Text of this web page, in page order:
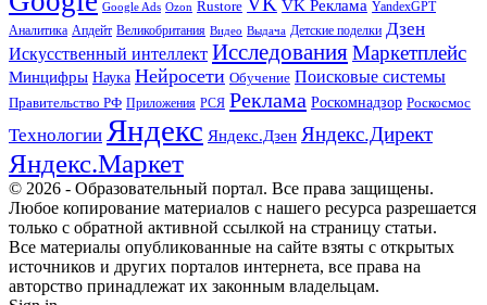
Google Ads Ozon Rustore VK Реклама YandexGPT
Аналитика Апдейт Великобритания Видео Выдача Детские поделки Дзен
Искусственный интеллект ИсследованияМаркетплейс
Минцифры Наука Нейросети Обучение Поисковые системы
Правительство РФ Приложения РСЯ Реклама Роскомнадзор Роскосмос
Технологии Яндекс Яндекс.Дзен Яндекс.Директ
Яндекс.Маркет
© 2026 - Образовательный портал. Все права защищены.
Любое копирование материалов с нашего ресурса разрешается
только с обратной активной ссылкой на страницу статьи.
Все материалы опубликованные на сайте взяты с открытых
источников и других порталов интернета, все права на
авторство принадлежат их законным владельцам.